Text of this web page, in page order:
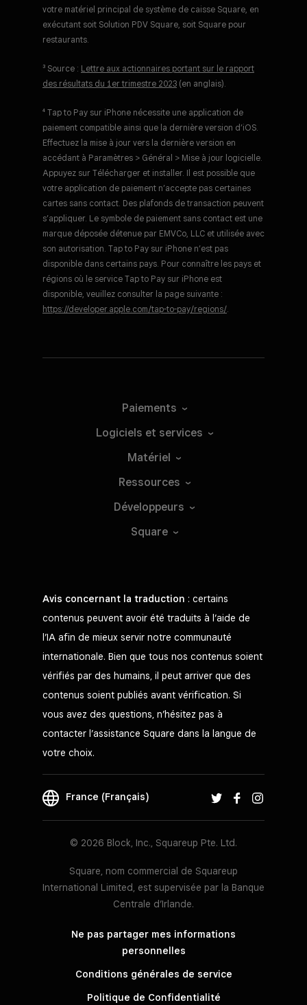
votre matériel principal de système de caisse Square, en
exécutant soit Solution PDV Square, soit Square pour
restaurants.
³ Source : Lettre aux actionnaires portant sur le rapport
des résultats du 1er trimestre 2023 (en anglais).
⁴ Tap to Pay sur iPhone nécessite une application de
paiement compatible ainsi que la dernière version d’iOS.
Effectuez la mise à jour vers la dernière version en
accédant à Paramètres > Général > Mise à jour logicielle.
Appuyez sur Télécharger et installer. Il est possible que
votre application de paiement n’accepte pas certaines
cartes sans contact. Des plafonds de transaction peuvent
s’appliquer. Le symbole de paiement sans contact est une
marque déposée détenue par EMVCo, LLC et utilisée avec
son autorisation. Tap to Pay sur iPhone n’est pas
disponible dans certains pays. Pour connaître les pays et
régions où le service Tap to Pay sur iPhone est
disponible, veuillez consulter la page suivante :
https://developer.apple.com/tap-to-pay/regions/
Paiements
Logiciels et services
Matériel
Ressources
Développeurs
Square
Avis concernant la traduction : certains
contenus peuvent avoir été traduits à l’aide de
l’IA afin de mieux servir notre communauté
internationale. Bien que tous nos contenus soient
vérifiés par des humains, il peut arriver que des
contenus soient publiés avant vérification. Si
vous avez des questions, n’hésitez pas à
contacter l’assistance Square dans la langue de
votre choix.
France (Français)
© 2026 Block, Inc., Squareup Pte. Ltd.
Square, nom commercial de Squareup
International Limited, est supervisée par la Banque
Centrale d’Irlande.
Ne pas partager mes informations
personnelles
Conditions générales de service
Politique de Confidentialité